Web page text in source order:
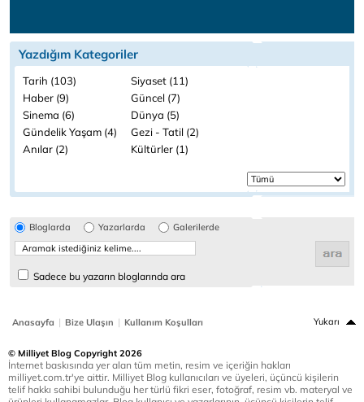
Yazdığım Kategoriler
Tarih (103)
Siyaset (11)
Haber (9)
Güncel (7)
Sinema (6)
Dünya (5)
Gündelik Yaşam (4)
Gezi - Tatil (2)
Anılar (2)
Kültürler (1)
Bloglarda Yazarlarda Galerilerde
Sadece bu yazarın bloglarında ara
Anasayfa | Bize Ulaşın | Kullanım Koşulları Yukarı
© Milliyet Blog Copyright 2026
İnternet baskısında yer alan tüm metin, resim ve içeriğin hakları
milliyet.com.tr'ye aittir. Milliyet Blog kullanıcıları ve üyeleri, üçüncü kişilerin
telif hakkı sahibi bulunduğu her türlü fikri eser, fotoğraf, resim vb. materyal ve